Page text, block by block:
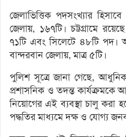
জেলাভিত্তিক পদসংখ্যার
জেলায়, ১৬৭টি। চট্টগ্রামে
৭১টি এবং সিলেটে ৪৮টি পদ।
বান্দরবান জেলায়, মাত্র ৫টি।
পুলিশ সূত্রে জানা গেছে,
প্রশাসনিক ও তদন্ত
নিয়োগের এই ব্যবস্থা চালু করা
পদ্ধতির মাধ্যমে দক্ষ ও যোগ্য